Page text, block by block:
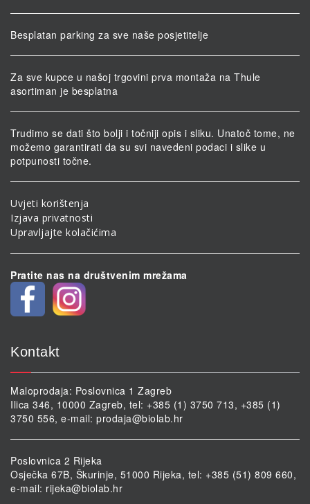
Besplatan parking za sve naše posjetitelje
Za sve kupce u našoj trgovini prva montaža na Thule
asortiman je besplatna
Trudimo se dati što bolji i točniji opis i sliku. Unatoč tome, ne
možemo garantirati da su svi navedeni podaci i slike u
potpunosti točne.
Uvjeti korištenja
Izjava privatnosti
Upravljajte kolačićima
Pratite nas na društvenim mrežama
Kontakt
Maloprodaja: Poslovnica 1 Zagreb
Ilica 346, 10000 Zagreb, tel: +385 (1) 3750 713, +385 (1)
3750 556, e-mail: prodaja@biolab.hr
Poslovnica 2 Rijeka
Osječka 67B, Škurinje, 51000 Rijeka, tel: +385 (51) 809 660,
e-mail: rijeka@biolab.hr